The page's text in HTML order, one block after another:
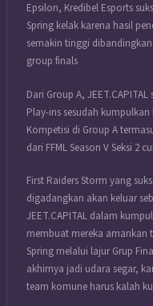
Epsilon, Kredibel Esports
Spring kelak karena hasil
semakin tinggi
group finals
Dari Group A,
Play-ins sesudah
Kompetisi di Group A
dari FFML Season V Seksi 2
First Raiders Storm yang
digadangkan akan keluar
JEET.CAPITAL dalam
membuat mereka amankan
Spring melalui lajur Grup
akhirnya jadi udara segar,
team komune harus kalah